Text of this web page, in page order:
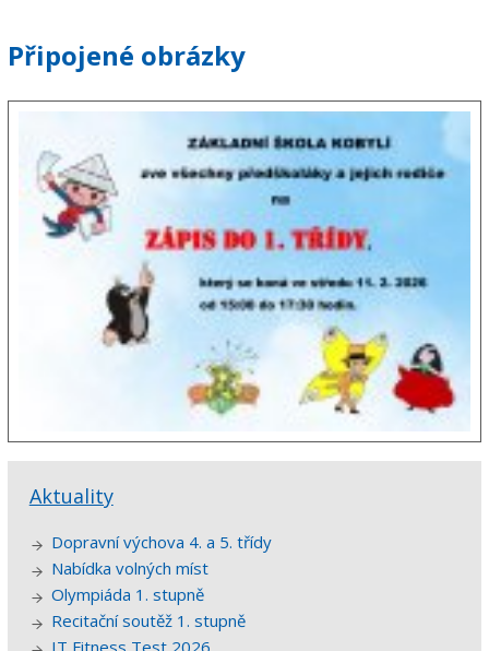
Připojené obrázky
Aktuality
Dopravní výchova 4. a 5. třídy
Nabídka volných míst
Olympiáda 1. stupně
Recitační soutěž 1. stupně